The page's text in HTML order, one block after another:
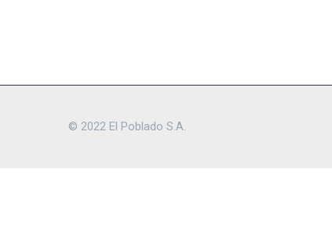
© 2022 El Poblado S.A.